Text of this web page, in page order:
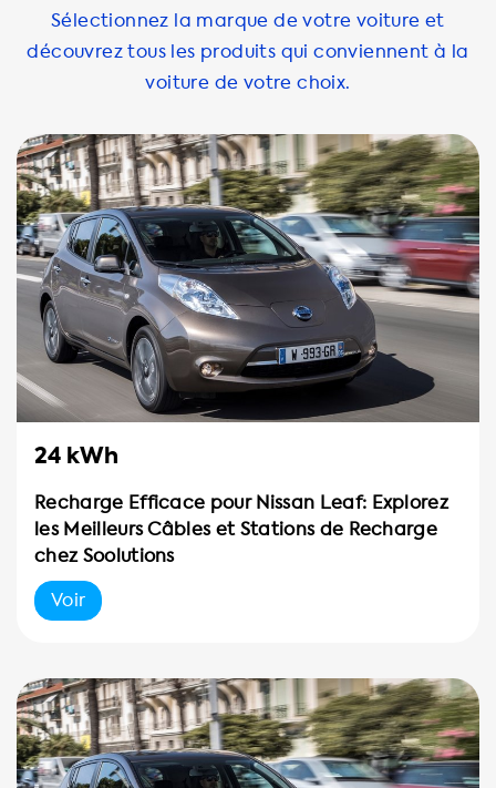
Sélectionnez la marque de votre voiture et
découvrez tous les produits qui conviennent à la
voiture de votre choix.
24 kWh
Recharge Efficace pour Nissan Leaf: Explorez
les Meilleurs Câbles et Stations de Recharge
chez Soolutions
Voir